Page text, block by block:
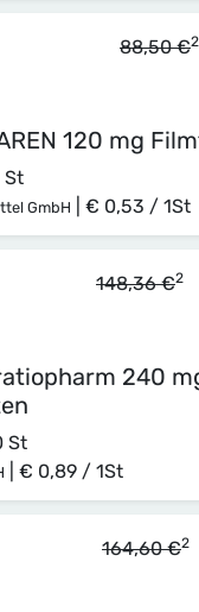
120 mg
St
GmbH € 0,53 / 1St
88,50 €2
240
St
€ 0,89 / 1St
148,36 €2
164,60 €2